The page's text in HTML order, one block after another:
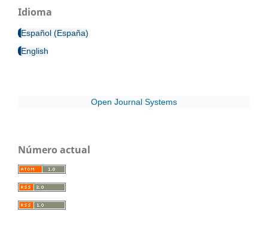
Idioma
Español (España)
English
Open Journal Systems
Número actual